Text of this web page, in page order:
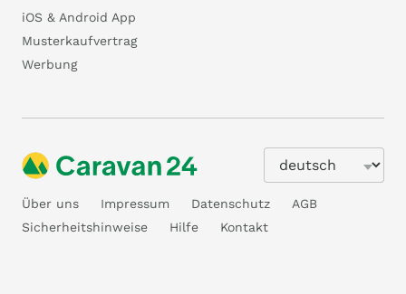
iOS & Android App
Musterkaufvertrag
Werbung
Über uns Impressum Datenschutz
AGB
Sicherheitshinweise
Hilfe Kontakt